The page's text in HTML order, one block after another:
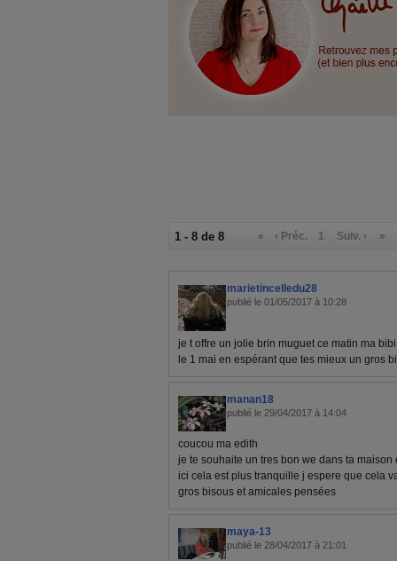
1 - 8 de 8 « ‹ Préc. 1 Suiv. › »
marietincelledu28
publié le 01/05/2017 à 10:28
je t offre un jolie brin muguet ce matin ma
le 1 mai en espérant que tes mieux un gros
manan18
publié le 29/04/2017 à 14:04
coucou ma edith
je te souhaite un tres bon we dans ta
ici cela est plus tranquille j espere que cela
gros bisous et amicales pensées
maya-13
publié le 28/04/2017 à 21:01